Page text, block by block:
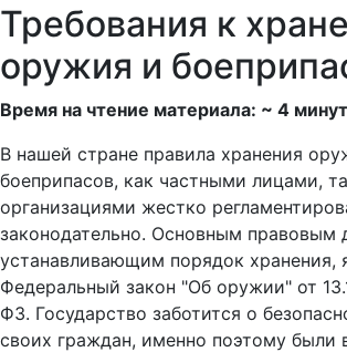
Требования к
оружия и
Время на чтение материала: ~ 4
В нашей стране правила хранения
боеприпасов, как частными лицами,
организациями жестко
законодательно. Основным правовым
устанавливающим порядок хранения,
Федеральный закон "Об оружии" от
ФЗ. Государство заботится о
своих граждан, именно поэтому были